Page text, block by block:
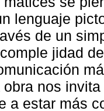
lenguaje
de un
jidad
nos
a estar más